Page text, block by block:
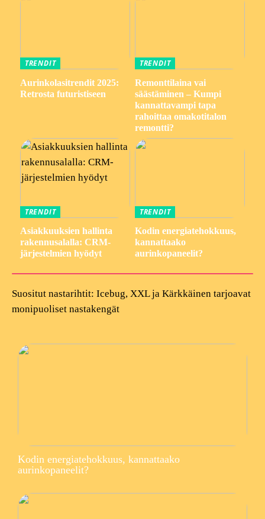
TRENDIT
Aurinkolasitrendit 2025:
Retrosta futuristiseen
TRENDIT
Remonttilaina vai
säästäminen – Kumpi
kannattavampi tapa
rahoittaa omakotitalon
remontti?
TRENDIT
Asiakkuuksien hallinta
rakennusalalla: CRM-
järjestelmien hyödyt
TRENDIT
Kodin energiatehokkuus,
kannattaako
aurinkopaneelit?
Suositut nastarihtit: Icebug, XXL ja Kärkkäinen tarjoavat
monipuoliset nastakengät
Kodin energiatehokkuus, kannattaako
aurinkopaneelit?